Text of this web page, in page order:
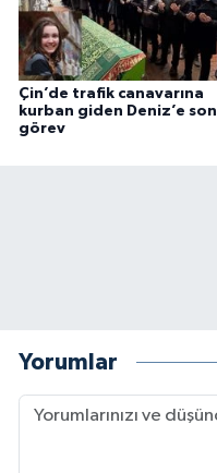
Çin’de trafik canavarına
kurban giden Deniz’e son
görev
Yorumlar